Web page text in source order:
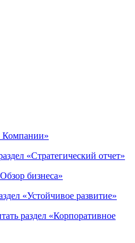
Компании»
«Стратегический отчет»
бизнеса»
«Устойчивое развитие»
раздел «Корпоративное